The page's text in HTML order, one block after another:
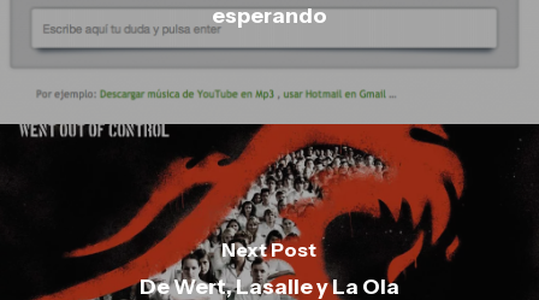
esperando
Next Post
De Wert, Lasalle y La Ola